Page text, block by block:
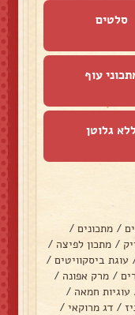
סלטים
עוף
ללא גלוטן
/ מתכונים /
/ מתכון לפיצה /
עוגת ביסקוויטים /
/ מרק אפונה /
עוגיות חמאה /
/ דג מרוקאי /